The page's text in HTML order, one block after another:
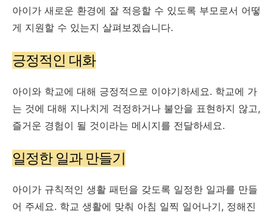
아이가 새로운 환경에 잘 적응할 수 있도록 부모로서 어떻
게 지원할 수 있는지 살펴보겠습니다.
긍정적인 대화
아이와 학교에 대해 긍정적으로 이야기하세요. 학교에 가
는 것에 대해 지나치게 걱정하거나 불안을 표현하지 않고,
즐거운 경험이 될 것이라는 메시지를 전달하세요.
일정한 일과 만들기
아이가 규칙적인 생활 패턴을 갖도록 일정한 일과를 만들
어 주세요. 학교 생활에 맞춰 아침 일찍 일어나기, 정해진